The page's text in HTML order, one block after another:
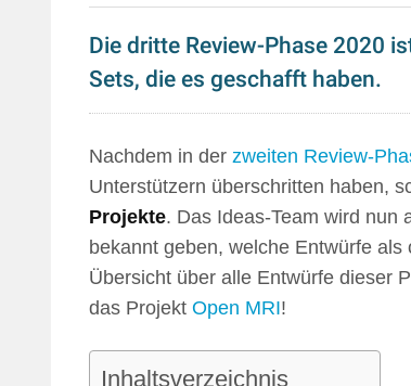
Die dritte Review-Phase 2020
Sets, die es geschafft haben.
Nachdem in der zweiten Review-
Unterstützern überschritten haben,
Projekte. Das Ideas-Team wird nun
bekannt geben, welche Entwürfe
Übersicht über alle Entwürfe dieser
das Projekt Open MRI!
Inhaltsverzeichnis